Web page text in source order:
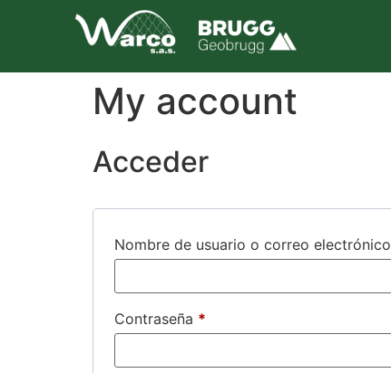
My account
Acceder
Nombre de usuario o correo electrónico
Contraseña *